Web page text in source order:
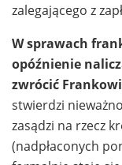
zalegającego z
W sprawach
opóźnienie
zwrócić
stwierdzi
zasądzi na rzecz
(nadpłaconych